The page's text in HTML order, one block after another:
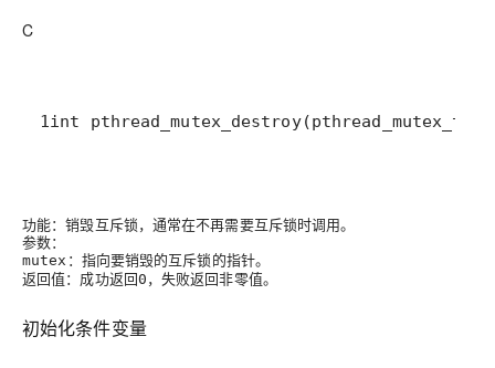
C
1int pthread_mutex_destroy(pthread_mutex_t
功能：销毁互斥锁，通常在不再需要互斥锁时调用。
参数：
mutex ：指向要销毁的互斥锁的指针。
返回值：成功返回0 ，失败返回非零值。
初始化条件变量